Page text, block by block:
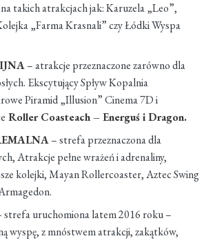
na takich atrakcjach jak: Karuzela „Leo”,
„Farma Krasnali” czy Łódki Wyspa
– atrakcje przeznaczone zarówno dla
Ekscytujący Spływ Kopalnia
Piramid „Illusion” Cinema 7D i
Roller Coasteach – Energuś i Dragon.
– strefa przeznaczona dla
Atrakcje pełne wrażeń i adrenaliny,
kolejki, Mayan Rollercoaster, Aztec Swing
strefa uruchomiona latem 2016 roku –
wyspę, z mnóstwem atrakcji, zakątków,